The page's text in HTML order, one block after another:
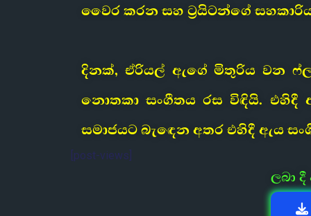
වෛර කරන සහ ට්‍රයිටන්ගේ
දිනක්, ඒරියල් ඇගේ මිතුරිය වන
නොතකා සංගීතය රස විඳියි. එහිදී
සමාජයට බැඳෙන අතර එහිදී ඇය
[post-views]
ලබා